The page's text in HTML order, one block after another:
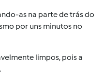
as na parte de trás do
por uns minutos no
limpos, pois a